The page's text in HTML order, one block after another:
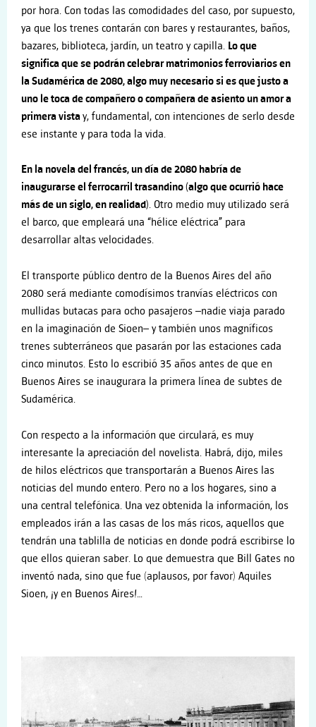
por hora. Con todas las comodidades del caso, por supuesto,
ya que los trenes contarán con bares y restaurantes, baños,
bazares, biblioteca, jardín, un teatro y capilla. Lo que
significa que se podrán celebrar matrimonios ferroviarios en
la Sudamérica de 2080, algo muy necesario si es que justo a
uno le toca de compañero o compañera de asiento un amor a
primera vistay, fundamental, con intenciones de serlo desde
ese instante y para toda la vida.
En la novela del francés, un día de 2080 habría de
inaugurarse el ferrocarril trasandino (algo que ocurrió hace
más de un siglo, en realidad). Otro medio muy utilizado será
el barco, que empleará una “hélice eléctrica” para
desarrollar altas velocidades.
El transporte público dentro de la Buenos Aires del año
2080 será mediante comodísimos tranvías eléctricos con
mullidas butacas para ocho pasajeros –nadie viaja parado
en la imaginación de Sioen– y también unos magníficos
trenes subterráneos que pasarán por las estaciones cada
cinco minutos. Esto lo escribió 35 años antes de que en
Buenos Aires se inaugurara la primera línea de subtes de
Sudamérica.
Con respecto a la información que circulará, es muy
interesante la apreciación del novelista. Habrá, dijo, miles
de hilos eléctricos que transportarán a Buenos Aires las
noticias del mundo entero. Pero no a los hogares, sino a
una central telefónica. Una vez obtenida la información, los
empleados irán a las casas de los más ricos, aquellos que
tendrán una tablilla de noticias en donde podrá escribirse lo
que ellos quieran saber. Lo que demuestra que Bill Gates no
inventó nada, sino que fue (aplausos, por favor) Aquiles
Sioen, ¡y en Buenos Aires!…